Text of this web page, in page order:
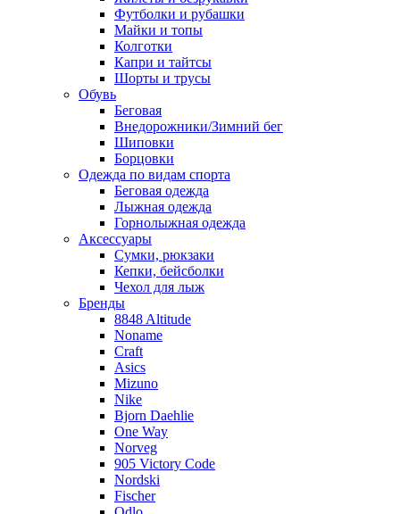
Футболки и рубашки
Майки и топы
Колготки
Капри и тайтсы
Шорты и трусы
Обувь
Беговая
Внедорожники/Зимний бег
Шиповки
Борцовки
Одежда по видам спорта
Беговая одежда
Лыжная одежда
Горнолыжная одежда
Аксессуары
Сумки, рюкзаки
Кепки, бейсболки
Чехол для лыж
Бренды
8848 Altitude
Noname
Craft
Asics
Mizuno
Nike
Bjorn Daehlie
One Way
Norveg
905 Victory Code
Nordski
Fischer